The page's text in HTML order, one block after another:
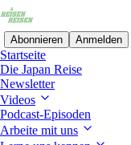
Abonnieren Anmelden
Startseite
Die Japan Reise
Newsletter
Videos
Podcast-Episoden
Arbeite mit uns
Neueste